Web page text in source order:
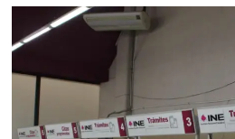
auxiliares
tendrán
seguridad,
servicios
públicos,